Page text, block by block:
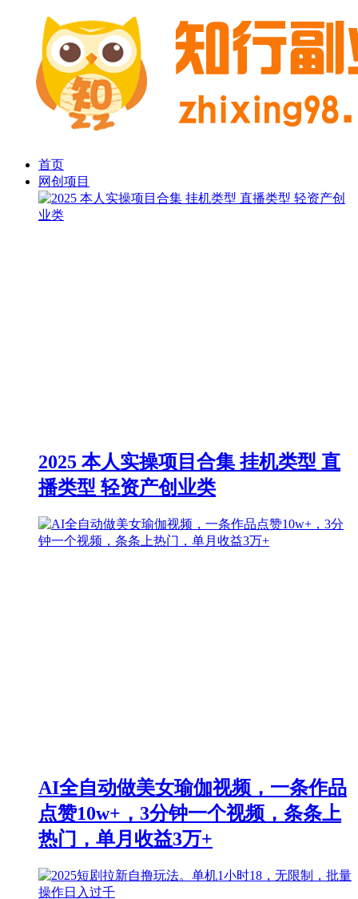
首页
网创项目
2025 本人实操项目合集 挂机类型 直
播类型 轻资产创业类
AI全自动做美女瑜伽视频，一条作品
点赞10w+，3分钟一个视频，条条上
热门，单月收益3万+